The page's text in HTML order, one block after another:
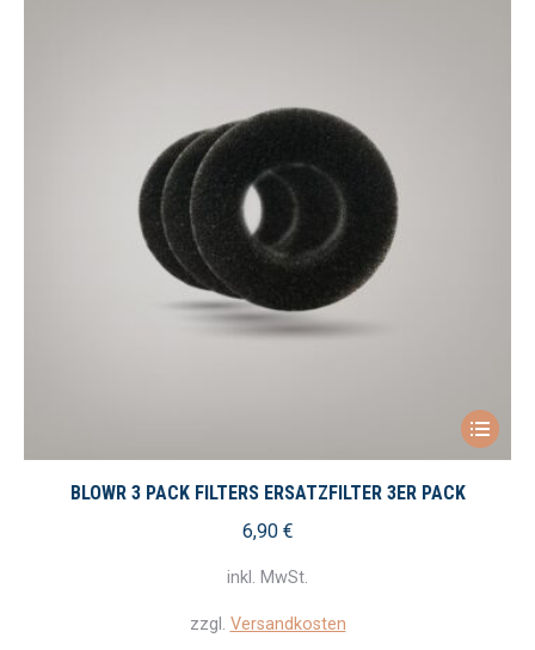
Dieses
Produkt
weist
BLOWR 3 PACK FILTERS ERSATZFILTER 3ER PACK
6,90 €
inkl. MwSt.
zzgl. Versandkosten